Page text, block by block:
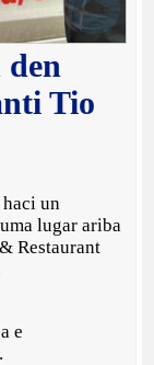
den
Tio
un
lugar ariba
Restaurant
e